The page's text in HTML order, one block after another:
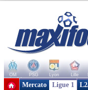
OM PSG Lyon Lille
+ de clubs
Mercato Ligue 1